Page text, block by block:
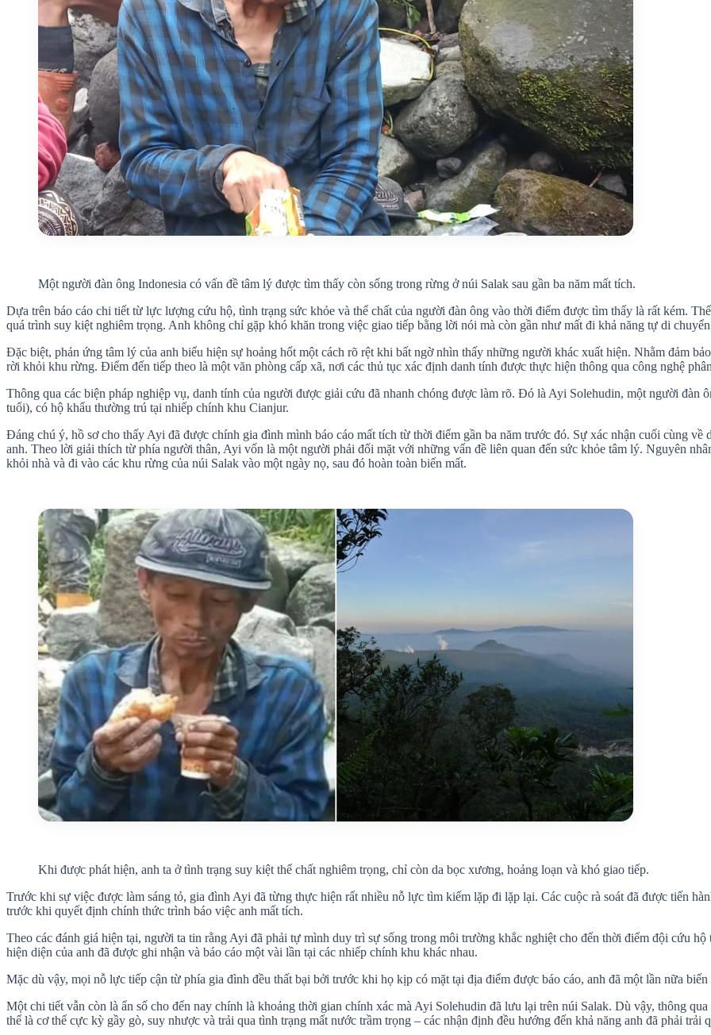
Một người đàn ông Indonesia có vấn đề tâm lý được tìm thấy còn sống trong rừng ở núi Salak sau gần ba năm mất tích.
Dựa trên báo cáo chi tiết từ lực lượng cứu hộ, tình trạng sức khỏe và thể chất của người đàn ông vào thời điểm được tìm thấy là rất kém.
quá trình suy kiệt nghiêm trọng. Anh không chỉ gặp khó khăn trong việc giao tiếp bằng lời nói mà còn gần như mất đi khả năng tự di
Đặc biệt, phản ứng tâm lý của anh biểu hiện sự hoảng hốt một cách rõ rệt khi bất ngờ nhìn thấy những người khác xuất hiện. Nhằm đảm
rời khỏi khu rừng. Điểm đến tiếp theo là một văn phòng cấp xã, nơi các thủ tục xác định danh tính được thực hiện thông qua công nghệ
Thông qua các biện pháp nghiệp vụ, danh tính của người được giải cứu đã nhanh chóng được làm rõ. Đó là Ayi Solehudin, một người đàn
tuổi), có hộ khẩu thường trú tại nhiếp chính khu Cianjur.
Đáng chú ý, hồ sơ cho thấy Ayi đã được chính gia đình mình báo cáo mất tích từ thời điểm gần ba năm trước đó. Sự xác nhận cuối cùng
anh. Theo lời giải thích từ phía người thân, Ayi vốn là một người phải đối mặt với những vấn đề liên quan đến sức khỏe tâm lý. Nguyên
khỏi nhà và đi vào các khu rừng của núi Salak vào một ngày nọ, sau đó hoàn toàn biến mất.
Khi được phát hiện, anh ta ở tình trạng suy kiệt thể chất nghiêm trọng, chỉ còn da bọc xương, hoảng loạn và khó giao tiếp.
Trước khi sự việc được làm sáng tỏ, gia đình Ayi đã từng thực hiện rất nhiều nỗ lực tìm kiếm lặp đi lặp lại. Các cuộc rà soát đã được tiến
trước khi quyết định chính thức trình báo việc anh mất tích.
Theo các đánh giá hiện tại, người ta tin rằng Ayi đã phải tự mình duy trì sự sống trong môi trường khắc nghiệt cho đến thời điểm đội cứu
hiện diện của anh đã được ghi nhận và báo cáo một vài lần tại các nhiếp chính khu khác nhau.
Mặc dù vậy, mọi nỗ lực tiếp cận từ phía gia đình đều thất bại bởi trước khi họ kịp có mặt tại địa điểm được báo cáo, anh đã một lần nữa
Một chi tiết vẫn còn là ẩn số cho đến nay chính là khoảng thời gian chính xác mà Ayi Solehudin đã lưu lại trên núi Salak. Dù vậy, thông
thể là cơ thể cực kỳ gầy gò, suy nhược và trải qua tình trạng mất nước trầm trọng – các nhận định đều hướng đến khả năng anh đã phải trải